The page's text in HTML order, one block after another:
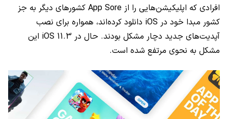
افرادی که اپلیکیشن‌هایی را از App Sore کشورهای دیگر به جز
کشور مبدا خود در iOS دانلود کرده‌اند، همواره برای نصب
آپدیت‌های جدید دچار مشکل بودند. حال در iOS 11.3 این
مشکل به نحوی مرتفع شده است.